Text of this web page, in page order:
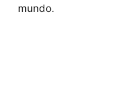
⁤mundo.